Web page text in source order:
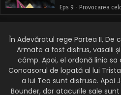
Eps 9 - Provocarea
Episodul 8 –
Eps 8 - Fructul
Yu-Gi-Oh!
Episodul 7 –
În Adevăratul rege Partea II, De
Armate a fost distrus, vasalii
câmp. Apoi, el ordonă linia
Concasorul de lopată al lui
a lui Tea sunt distruse. Apoi
Bounder, dar atacurile sale